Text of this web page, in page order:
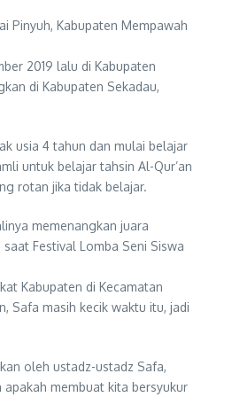
Pinyuh, Kabupaten Mempawah
2019 lalu di Kabupaten
di Kabupaten Sekadau,
usia 4 tahun dan mulai belajar
untuk belajar tahsin Al-Qur’an
rotan jika tidak belajar.
memenangkan juara
Festival Lomba Seni Siswa
Kabupaten di Kecamatan
Safa masih kecik waktu itu, jadi
oleh ustadz-ustadz Safa,
membuat kita bersyukur